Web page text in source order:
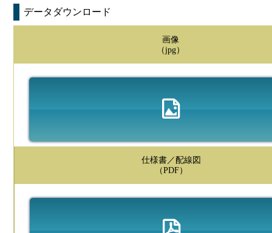
データダウンロード
画像
（jpg）
仕様書／配線図
（PDF）